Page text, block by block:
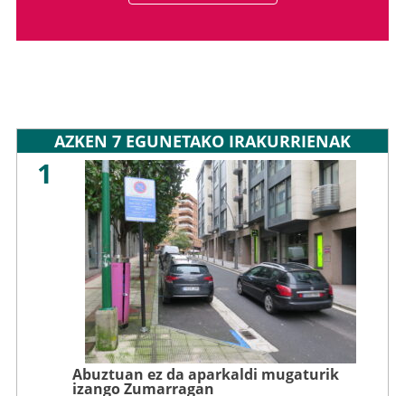
AZKEN 7 EGUNETAKO IRAKURRIENAK
1
Abuztuan ez da aparkaldi mugaturik
izango Zumarragan